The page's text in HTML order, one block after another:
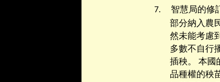
7.
智慧局的修
部分納入農
然未能考慮
多數不自行
插秧。 本國
品種權的秧